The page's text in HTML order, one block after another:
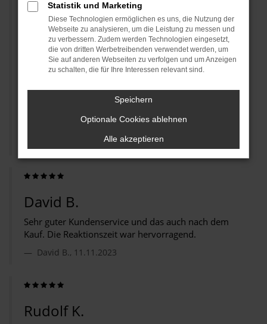
Wir haben unser Auto bei Autozentrum Specht vor 2
Tagen abgeholt Von Kontaktaufnahme bis auf
Abholung ging alles sehr einfach. Das Auto befand
sich in beschriebenen Zustand. Herr Specht hat uns
sehr viel geholfen, hatte auch sehr viel Geduld mit
uns. Alle Mitarbeiter waren sehr nett und Freundlich,
man könnte das Auto in ruhe anschauen. Bei
Inzahlungnahme haben wir auch ein faire Preis für
dort ein Auto kaufen. Empfehlenswert
Krisztina V., 26.06.2024
David B.
Sehr guter Kundenservice und das auch nach dem
Kauf. Die Reaktionszeit war hervorragend.
David B., 11.11.2023
Rudolf K.
Statistik und Marketing
Diese Technologien ermöglichen es uns, die Nutzung der
Webseite zu analysieren, um die Leistung zu messen und
zu verbessern. Zudem werden Technologien eingesetzt,
die von dritten Werbetreibenden verwendet werden, um
Sie auf anderen Webseiten zu verfolgen und um Anzeigen
zu schalten, die für Ihre Interessen relevant sind.
Speichern
Optionale Cookies ablehnen
Alle akzeptieren